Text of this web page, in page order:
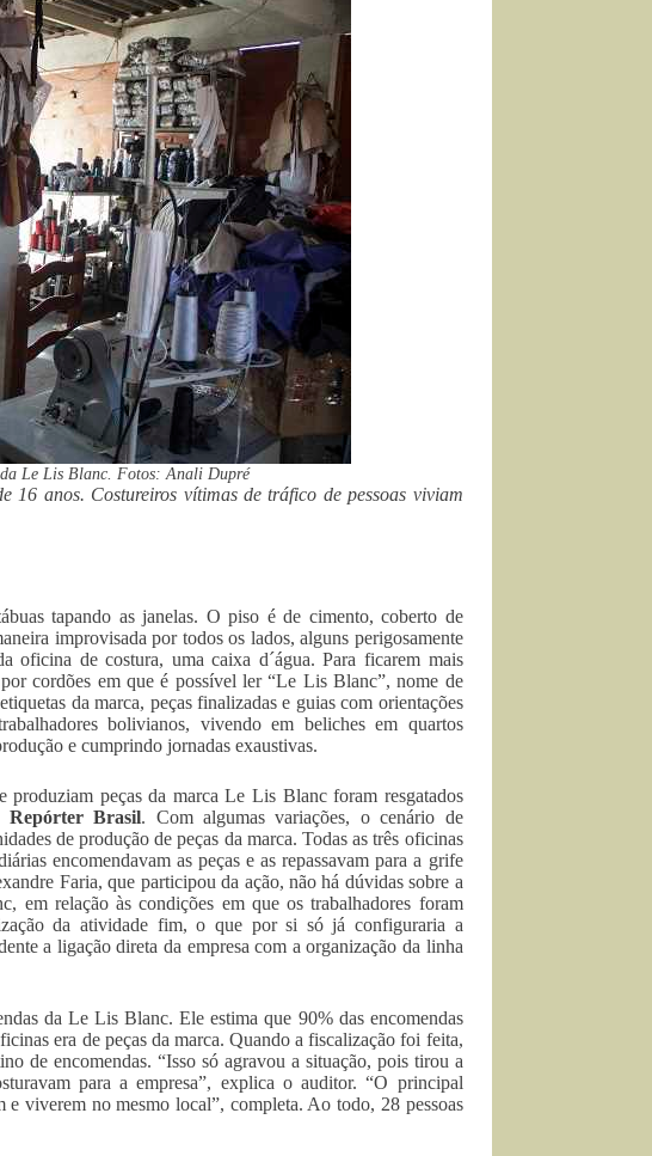
Le Lis Blanc. Fotos: Anali Dupré
16 anos. Costureiros vítimas de tráfico de pessoas viviam
tapando as janelas. O piso é de cimento, coberto de
improvisada por todos os lados, alguns perigosamente
de costura, uma caixa d´água. Para ficarem mais
cordões em que é possível ler “Le Lis Blanc”, nome de
da marca, peças finalizadas e guias com orientações
bolivianos, vivendo em beliches em quartos
e cumprindo jornadas exaustivas.
peças da marca Le Lis Blanc foram resgatados
Repórter Brasil. Com algumas variações, o cenário de
de produção de peças da marca. Todas as três oficinas
encomendavam as peças e as repassavam para a grife
Faria, que participou da ação, não há dúvidas sobre a
em relação às condições em que os trabalhadores foram
da atividade fim, o que por si só já configuraria a
a ligação direta da empresa com a organização da linha
da Le Lis Blanc. Ele estima que 90% das encomendas
era de peças da marca. Quando a fiscalização foi feita,
de encomendas. “Isso só agravou a situação, pois tirou a
para a empresa”, explica o auditor. “O principal
viverem no mesmo local”, completa. Ao todo, 28 pessoas